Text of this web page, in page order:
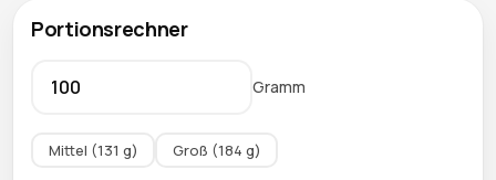
Portionsrechner
Gramm
Mittel (131 g) Groß (184 g)